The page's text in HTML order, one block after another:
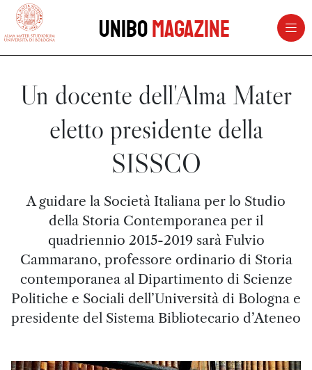
vai al contenuto della pagina
UniboMagazine
Un docente dell'Alma Mater
eletto presidente della
SISSCO
A guidare la Società Italiana per lo Studio
della Storia Contemporanea per il
quadriennio 2015-2019 sarà Fulvio
Cammarano, professore ordinario di Storia
contemporanea al Dipartimento di Scienze
Politiche e Sociali dell’Università di Bologna e
presidente del Sistema Bibliotecario d’Ateneo